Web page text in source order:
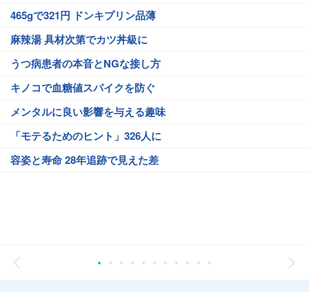
465gで321円 ドンキプリン品薄
麻辣湯 具材次第でカツ丼級に
うつ病患者の本音とNGな接し方
キノコで血糖値スパイクを防ぐ
メンタルに良い影響を与える趣味
「モテるためのヒント」326人に
容姿と寿命 28年追跡で見えた差